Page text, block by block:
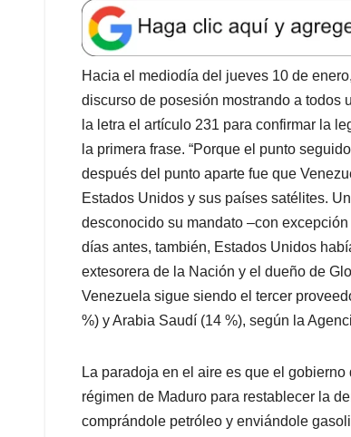
a
t
s
A
p
p
e
b
o
o
k
k
e
d
I
n
l
e
a
d
s
Hacia el mediodía del jueves 10 de
discurso de posesión mostrando a
la letra el artículo 231 para confirmar la
la primera frase. “Porque el punto
después del punto aparte fue que
Estados Unidos y sus países satélites.
desconocido su mandato –con
días antes, también, Estados Unidos
extesorera de la Nación y el dueño de
Venezuela sigue siendo el tercer
%) y Arabia Saudí (14 %), según la
La paradoja en el aire es que el
régimen de Maduro para restablecer la
comprándole petróleo y enviándole